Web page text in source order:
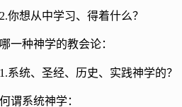
2.你想从中学习、得着什么？
哪一种神学的教会论：
1.系统、圣经、历史、实践神学的？
何谓系统神学：